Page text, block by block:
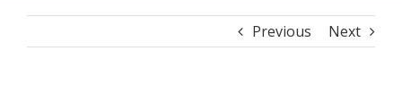
Previous Next